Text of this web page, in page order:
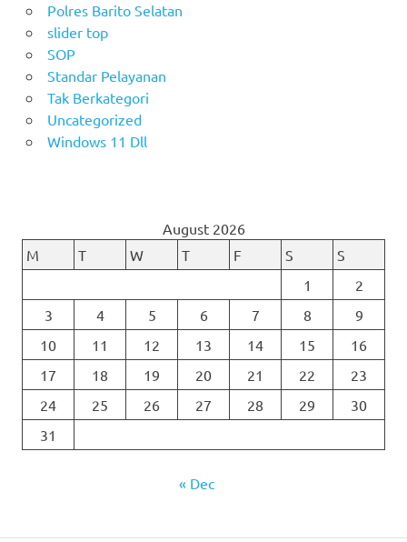
Polres Barito Selatan
slider top
SOP
Standar Pelayanan
Tak Berkategori
Uncategorized
Windows 11 Dll
August 2026
M
T W T F S
S
1
2
3
4 5 6 7 8
9
10
11 12 13 14 15
16
17
18 19 20 21 22
23
24
25 26 27 28 29
30
31
« Dec